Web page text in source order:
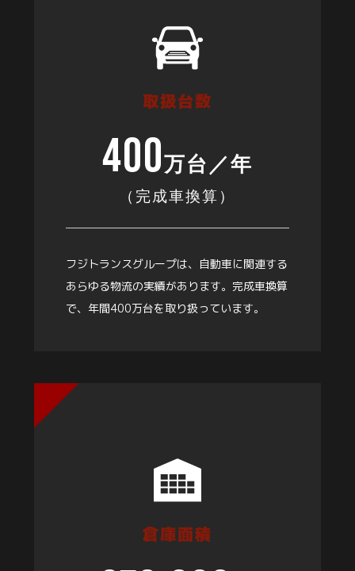
取扱台数
400万台／年
（完成車換算）
フジトランスグループは、自動車に関連する
あらゆる物流の実績があります。完成車換算
で、年間400万台を取り扱っています。
倉庫面積